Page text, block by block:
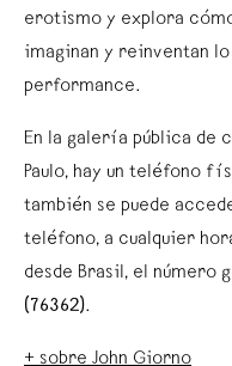
erotismo y explora
imaginan y reinventan
performance.
En la galería pública de
Paulo, hay un teléfono
también se puede
teléfono, a cualquier
desde Brasil, el número
(76362).
+ sobre John Giorno